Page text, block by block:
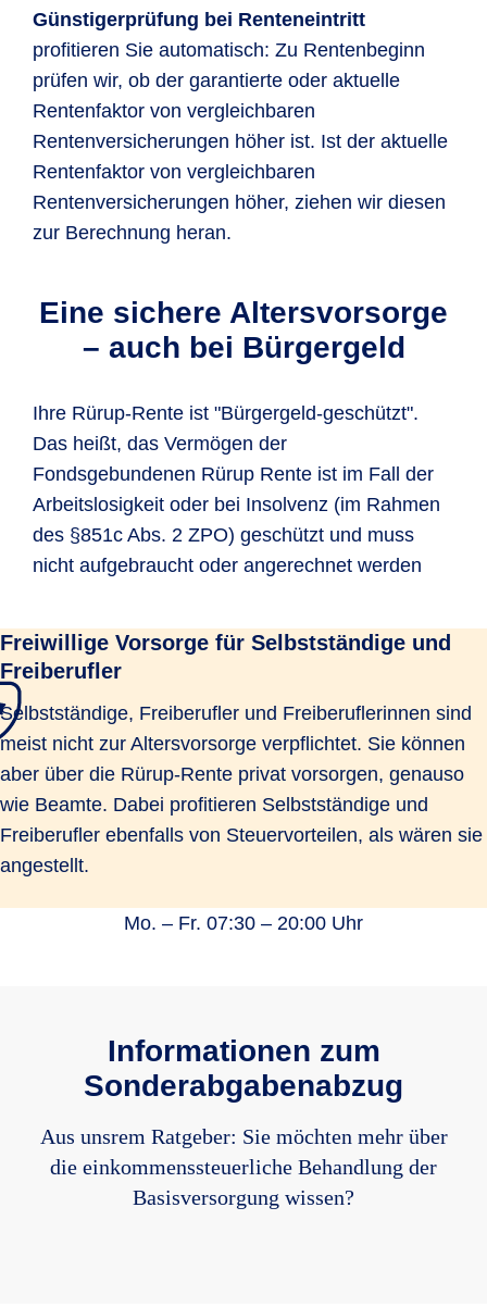
Günstigerprüfung bei Renteneintritt
profitieren Sie automatisch: Zu Rentenbeginn
prüfen wir, ob der garantierte oder aktuelle
Rentenfaktor von vergleichbaren
Rentenversicherungen höher ist. Ist der aktuelle
Rentenfaktor von vergleichbaren
Rentenversicherungen höher, ziehen wir diesen
zur Berechnung heran.
Eine sichere Altersvorsorge
– auch bei Bürgergeld
Ihre Rürup-Rente ist "Bürgergeld-geschützt".
Das heißt, das Vermögen der
Fondsgebundenen Rürup Rente ist im Fall der
Arbeitslosigkeit oder bei Insolvenz (im Rahmen
des §851c Abs. 2 ZPO) geschützt und muss
nicht aufgebraucht oder angerechnet werden
Freiwillige Vorsorge für Selbstständige und
Freiberufler
Selbstständige, Freiberufler und Freiberuflerinnen sind
meist nicht zur Altersvorsorge verpflichtet. Sie können
aber über die Rürup-Rente privat vorsorgen, genauso
wie Beamte. Dabei profitieren Selbstständige und
Freiberufler ebenfalls von Steuervorteilen, als wären sie
angestellt.
Mo. – Fr. 07:30 – 20:00 Uhr
Informationen zum
Sonderabgabenabzug
Aus unsrem Ratgeber: Sie möchten mehr über
die einkommenssteuerliche Behandlung der
Basisversorgung wissen?